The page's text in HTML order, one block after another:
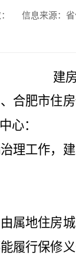
信息来源：
建
合肥市住
心：
理工作，
属地住房
履行保修